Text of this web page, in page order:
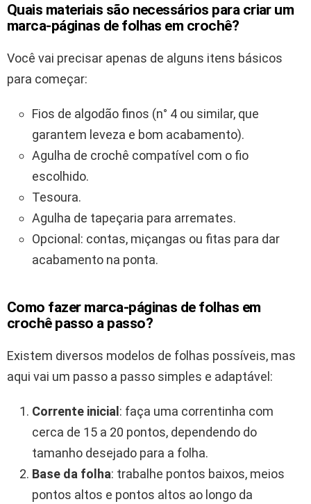
Quais materiais são necessários para criar um
marca-páginas de folhas em crochê?
Você vai precisar apenas de alguns itens básicos
para começar:
Fios de algodão finos (n° 4 ou similar, que
garantem leveza e bom acabamento).
Agulha de crochê compatível com o fio
escolhido.
Tesoura.
Agulha de tapeçaria para arremates.
Opcional: contas, miçangas ou fitas para dar
acabamento na ponta.
Como fazer marca-páginas de folhas em
crochê passo a passo?
Existem diversos modelos de folhas possíveis, mas
aqui vai um passo a passo simples e adaptável:
Corrente inicial : faça uma correntinha com
cerca de 15 a 20 pontos, dependendo do
tamanho desejado para a folha.
Base da folha: trabalhe pontos baixos, meios
pontos altos e pontos altos ao longo da